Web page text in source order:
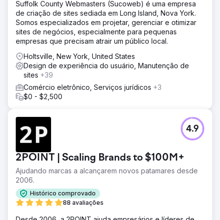
presença digital da Colorado Rafting no turismo de
aventura.
Ir para a página da agência
Suffolk County Webmasters (Sucoweb) é uma empresa
de criação de sites sediada em Long Island, Nova York.
Somos especializados em projetar, gerenciar e otimizar
sites de negócios, especialmente para pequenas
empresas que precisam atrair um público local.
Holtsville, New York, United States
Design de experiência do usuário, Manutenção de
sites +39
Comércio eletrônico, Serviços jurídicos +3
$0 - $2,500
2POINT | Scaling Brands to $100M+
Ajudando marcas a alcançarem novos patamares desde
2006.
Histórico comprovado
88 avaliações
4.9